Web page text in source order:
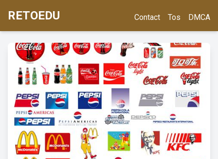
RETOEDU Contact Tos DMCA